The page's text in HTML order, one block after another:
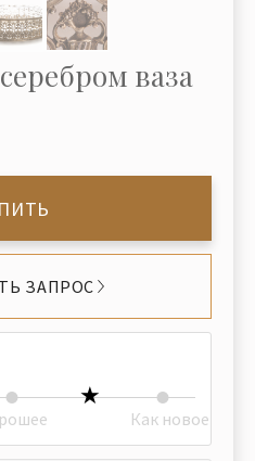
ваза
ЗАПРОС
Как новое